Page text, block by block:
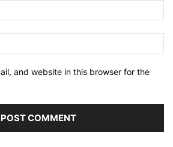
and website in this browser for the